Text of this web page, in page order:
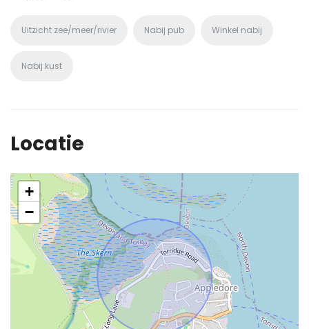
Uitzicht zee/meer/rivier Nabij pub Winkel nabij
Nabij kust
Locatie
+
−